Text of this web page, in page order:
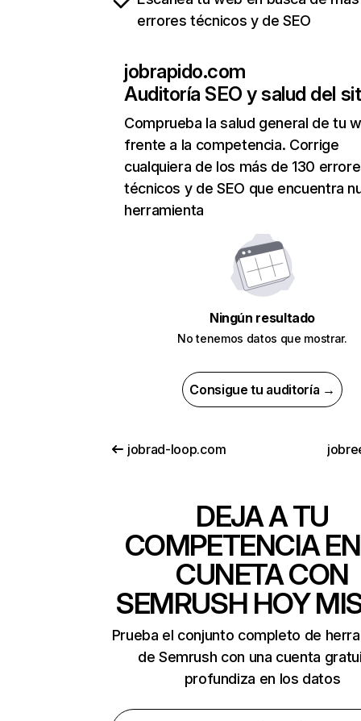
errores técnicos y de SEO
jobrapido.com
Auditoría SEO y salud del
Comprueba la salud general de tu
frente a la competencia. Corrige
cualquiera de los más de 130
técnicos y de SEO que encuentra
herramienta
Ningún resultado
No tenemos datos que mostrar.
Consigue tu auditoría →
jobrad-loop.com
DEJA A TU
COMPETENCIA
CUNETA CON
SEMRUSH HOY
Prueba el conjunto completo de
de Semrush con una cuenta
profundiza en los datos